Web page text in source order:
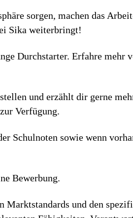
sorgen, machen das
Sika weiterbringt!
Durchstarter. Erfahre mehr
und erzählt dir gerne
Verfügung.
Schulnoten sowie wenn
Bewerbung.
und den